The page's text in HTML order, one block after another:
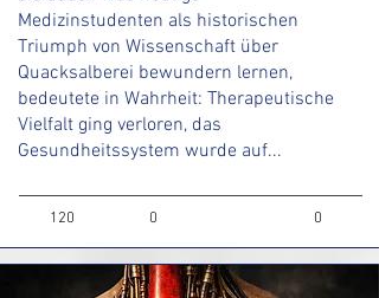
Medizinstudenten als historischen
Triumph von Wissenschaft über
Quacksalberei bewundern lernen,
bedeutete in Wahrheit: Therapeutische
Vielfalt ging verloren, das
Gesundheitssystem wurde auf...
120 0 0